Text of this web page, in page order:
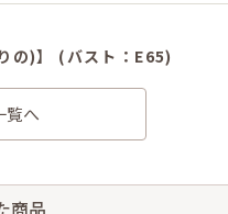
の)】 (バスト：E65)
して)
写真通り、イメージ通りで着用
覧へ